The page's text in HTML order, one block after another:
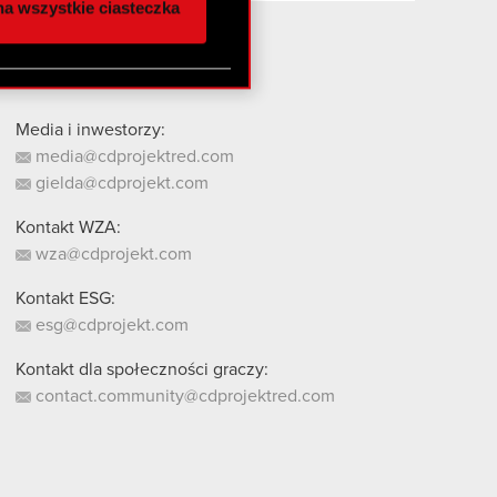
innymi danymi
z naszej witryny,
wszystkie ciasteczka
Media i inwestorzy:
media@cdprojektred.com
gielda@cdprojekt.com
Kontakt WZA:
wza@cdprojekt.com
Kontakt ESG:
esg@cdprojekt.com
Kontakt dla społeczności graczy:
contact.community@cdprojektred.com